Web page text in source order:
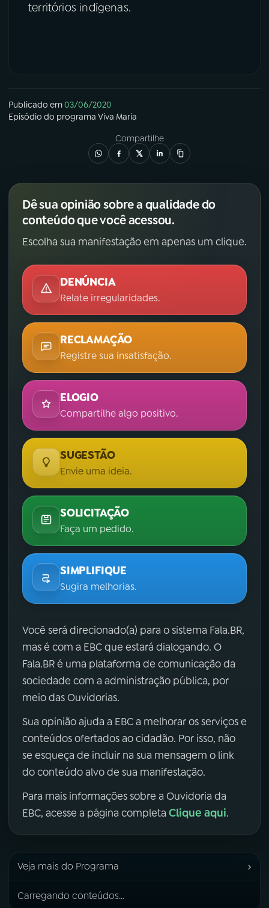
territórios indígenas.
Publicado em03/06/2020
Episódio do programa Viva Maria
Compartilhe
Dê sua opinião sobre a qualidade do
conteúdo que você acessou.
Escolha sua manifestação em apenas um clique.
DENÚNCIA
Relate irregularidades.
RECLAMAÇÃO
Registre sua insatisfação.
ELOGIO
Compartilhe algo positivo.
SUGESTÃO
Envie uma ideia.
SOLICITAÇÃO
Faça um pedido.
SIMPLIFIQUE
Sugira melhorias.
Você será direcionado(a) para o sistema Fala.BR,
mas é com a EBC que estará dialogando. O
Fala.BR é uma plataforma de comunicação da
sociedade com a administração pública, por
meio das Ouvidorias.
Sua opinião ajuda a EBC a melhorar os serviços e
conteúdos ofertados ao cidadão. Por isso, não
se esqueça de incluir na sua mensagem o link
do conteúdo alvo de sua manifestação.
Para mais informações sobre a Ouvidoria da
EBC, acesse a página completa Clique aqui.
Veja mais do Programa ›
Carregando conteúdos...